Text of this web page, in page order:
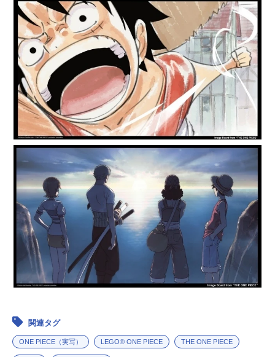
関連タグ
ONE PIECE（実写） LEGO® ONE PIECE THE ONE PIECE